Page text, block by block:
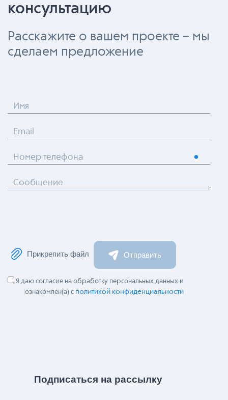
консультацию
Расскажите о вашем проекте – мы
сделаем предложение
Имя
Email
Номер телефона
Сообщение
Прикрепить файл Отправить
Я даю согласие на обработку персональных данных и
ознакомлен(а) с политикой конфиденциальности
Подписаться на рассылку